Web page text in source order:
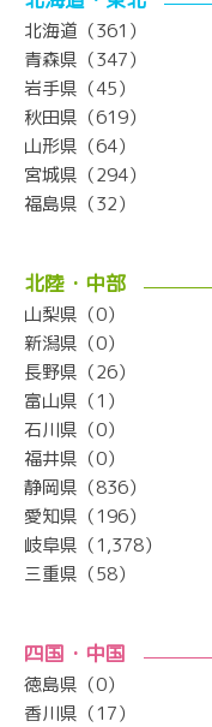
北海道（361）
青森県（347）
岩手県（45）
秋田県（619）
山形県（64）
宮城県（294）
福島県（32）
北陸・中部
山梨県（0）
新潟県（0）
長野県（26）
富山県（1）
石川県（0）
福井県（0）
静岡県（836）
愛知県（196）
岐阜県（1,378）
三重県（58）
四国・中国
徳島県（0）
香川県（17）